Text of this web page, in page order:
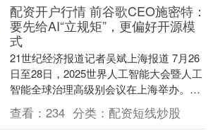
配资开户行情 前谷歌CEO施密特：
要先给AI“立规矩”，更偏好开源模
式
21世纪经济报道记者吴斌上海报道 7月26
日至28日，2025世界人工智能大会暨人工
智能全球治理高级别会议在上海举办。前
微软执行副总裁沈向洋(Harry Shu....
查看： 234 分类： 配资短线炒股